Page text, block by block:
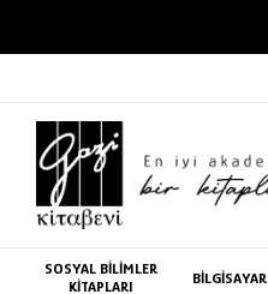
SOSYAL BİLİMLER
KİTAPLARI
BİLGİSAYAR